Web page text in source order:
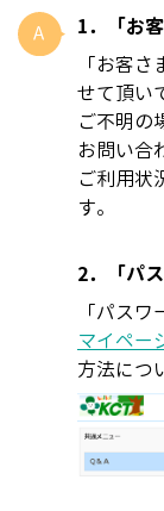
1．「お
「お客
せて頂い
ご不明の
お問い合
ご利用状
す。
2．「パ
「パス
マイペー
方法につ